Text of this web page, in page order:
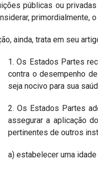
públicas ou
primordialmente,
ainda, trata em seu
1. Os Estados Partes
contra o desempenho
seja nocivo para sua
2. Os Estados Partes
assegurar a aplicação
pertinentes de outros
a) estabelecer uma